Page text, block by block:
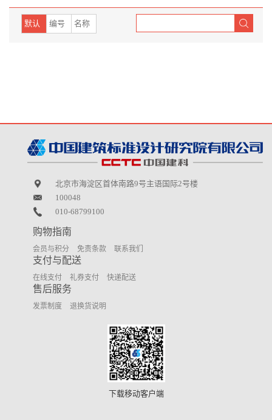
默认 编号 名称
北京市海淀区首体南路9号主语国际2号楼
100048
010-68799100
购物指南
会员与积分 免责条款 联系我们
支付与配送
在线支付 礼券支付 快递配送
售后服务
发票制度 退换货说明
下载移动客户端